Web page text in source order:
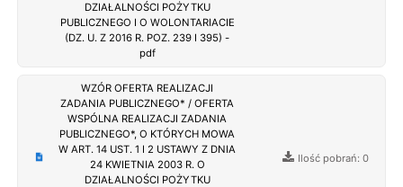
DZIAŁALNOŚCI POŻYTKU
PUBLICZNEGO I O WOLONTARIACIE
(DZ. U. Z 2016 R. POZ. 239 I 395) -
pdf
WZÓR OFERTA REALIZACJI
ZADANIA PUBLICZNEGO* / OFERTA
WSPÓLNA REALIZACJI ZADANIA
PUBLICZNEGO*, O KTÓRYCH MOWA
W ART. 14 UST. 1 I 2 USTAWY Z DNIA
24 KWIETNIA 2003 R. O
DZIAŁALNOŚCI POŻYTKU
Ilość pobrań: 0